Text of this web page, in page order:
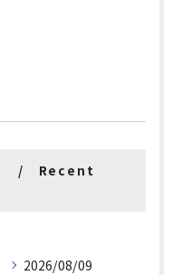
Recent
2026/08/09